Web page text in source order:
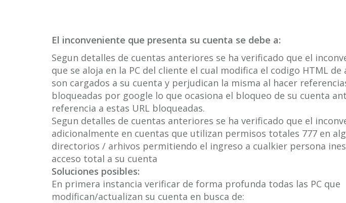
El inconveniente que presenta su cuenta se debe a:
Segun detalles de cuentas anteriores se ha verificado que el
que se aloja en la PC del cliente el cual modifica el codigo HTML de
son cargados a su cuenta y perjudican la misma al hacer
bloqueadas por google lo que ocasiona el bloqueo de su cuenta
referencia a estas URL bloqueadas.
Segun detalles de cuentas anteriores se ha verificado que el
adicionalmente en cuentas que utilizan permisos totales 777 en
directorios / arhivos permitiendo el ingreso a cualkier persona
acceso total a su cuenta
Soluciones posibles:
En primera instancia verificar de forma profunda todas las PC que
modifican/actualizan su cuenta en busca de: